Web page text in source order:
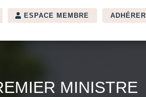
ESPACE MEMBRE ADHÉRER
MINISTRE